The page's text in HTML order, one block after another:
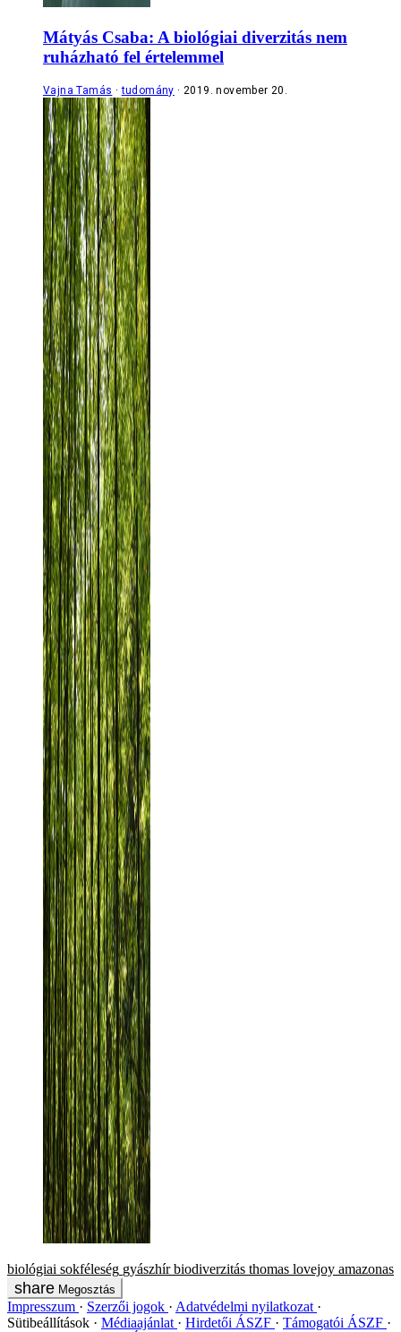
Mátyás Csaba: A biológiai diverzitás nem
ruházható fel értelemmel
Vajna Tamás tudomány 2019. november 20.
biológiai sokféleség gyászhír biodiverzitás thomas lovejoy amazonas
Megosztás
Impresszum Szerzői jogok
Adatvédelmi nyilatkozat
Sütibeállítások
Médiaajánlat Hirdetői ÁSZF
Támogatói ÁSZF